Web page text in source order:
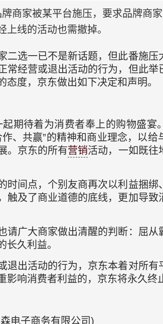
商家被某平台施压，要求品牌商
线的活动也需撤掉。
二选一已不是新话题，但此番施压
常经营或退出活动的行为，但此举
度，京东做出如下决定和声明。
期待着为消费者奉上的购物盛宴
、共赢”的精神和商业理念，以给
。京东的所有营销活动，一如既往
时间点，个别友商再次以利益捆绑
及了商业道德的底线，更加导致
请广大商家做出清醒的判断：屈从
久利益。
退出活动的行为，京东本着对所有
响消费者利益的，京东将永久终
电子商务有限公司)